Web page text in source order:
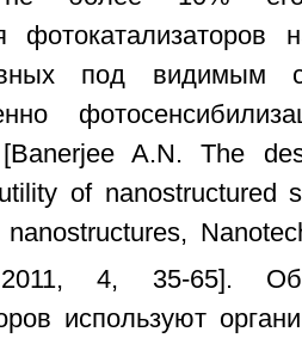
фотокатализаторов
под видимым
A.N. The
of nanostructured
nanostructures,
2011, 4, 35-65].
используют